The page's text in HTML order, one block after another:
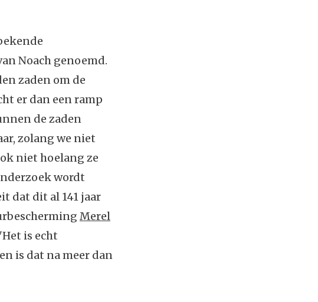
Noach genoemd.
zaden om de
er dan een ramp
de zaden
zolang we niet
niet hoelang ze
wordt
dat dit al 141 jaar
Merel
is echt
is dat na meer dan